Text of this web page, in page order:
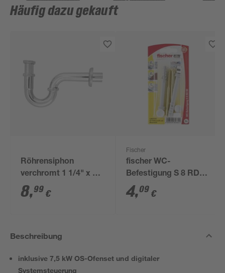
Häufig dazu gekauft
Röhrensiphon
verchromt 1 1/4" x 32
mm
8,99 €
Fischer
fischer WC-
Befestigung S 8 RD
80 2 Stück
4,09 €
Beschreibung
inklusive 7,5 kW OS-Ofenset und digitaler
Systemsteuerung